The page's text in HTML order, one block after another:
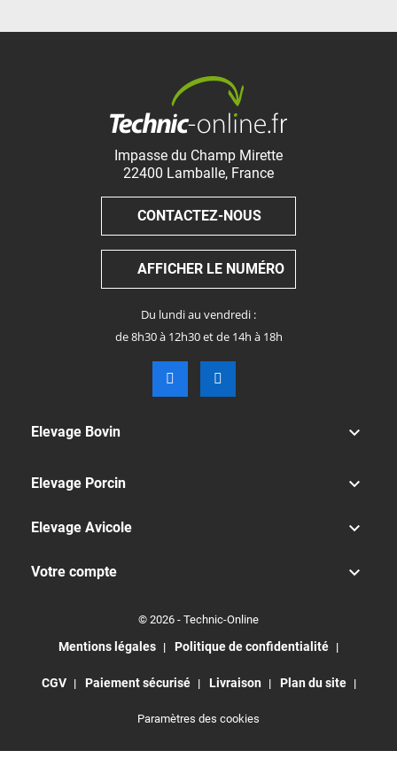
Impasse du Champ Mirette
22400 Lamballe, France
CONTACTEZ-NOUS
AFFICHER LE NUMÉRO
Du lundi au vendredi :
de 8h30 à 12h30 et de 14h à 18h
Elevage Bovin 
Elevage Porcin 
Elevage Avicole 
Votre compte 
© 2026 - Technic-Online
Mentions légales Politique de confidentialité
CGV Paiement sécurisé Livraison Plan du site
Paramètres des cookies